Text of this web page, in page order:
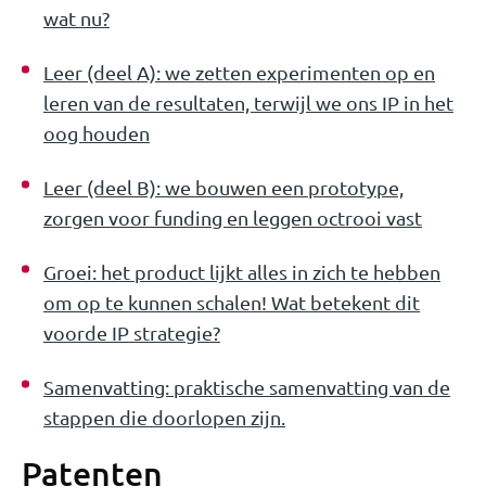
wat nu?
Leer (deel A): we zetten experimenten op en
leren van de resultaten, terwijl we ons IP in het
oog houden
Leer (deel B): we bouwen een prototype,
zorgen voor funding en leggen octrooi vast
Groei: het product lijkt alles in zich te hebben
om op te kunnen schalen! Wat betekent dit
voorde IP strategie?
Samenvatting: praktische samenvatting van de
stappen die doorlopen zijn.
Patenten